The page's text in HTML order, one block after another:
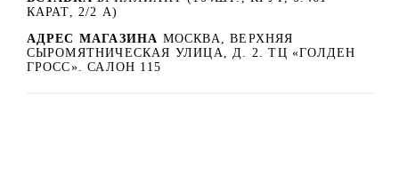
КАРАТ, 2/2 А)
АДРЕС МАГАЗИНА МОСКВА, ВЕРХНЯЯ
СЫРОМЯТНИЧЕСКАЯ УЛИЦА, Д. 2. ТЦ «ГОЛДЕН
ГРОСС». САЛОН 115